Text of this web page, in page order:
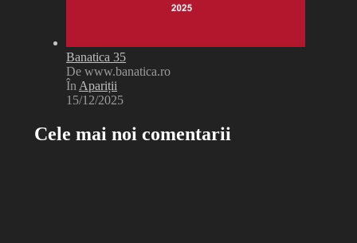
Banatica 35
De www.banatica.ro
În Apariții
15/12/2025
Cele mai noi comentarii